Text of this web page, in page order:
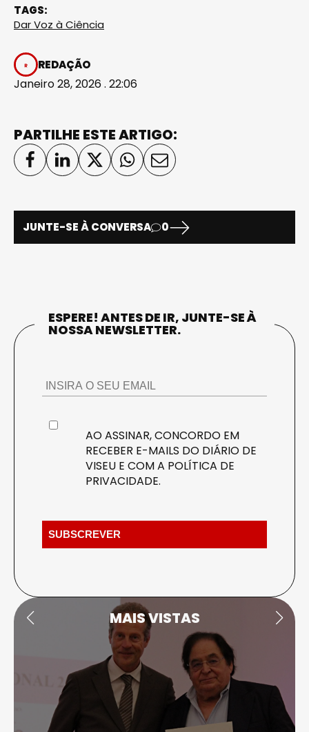
TAGS:
Dar Voz à Ciência
REDAÇÃO
Janeiro 28, 2026 . 22:06
PARTILHE ESTE ARTIGO:
JUNTE-SE À CONVERSA 0
ESPERE! ANTES DE IR, JUNTE-SE À
NOSSA NEWSLETTER.
AO ASSINAR, CONCORDO EM
RECEBER E-MAILS DO DIÁRIO DE
VISEU E COM A POLÍTICA DE
PRIVACIDADE.
MAIS VISTAS